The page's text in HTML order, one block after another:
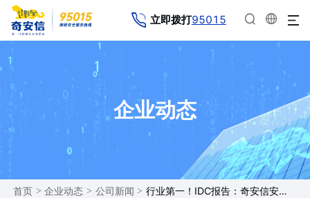
立即拨打95015
企业动态
首页 > 企业动态 > 公司新闻 > 行业第一！IDC报告：奇安信安全咨询和托管安全服务双增长